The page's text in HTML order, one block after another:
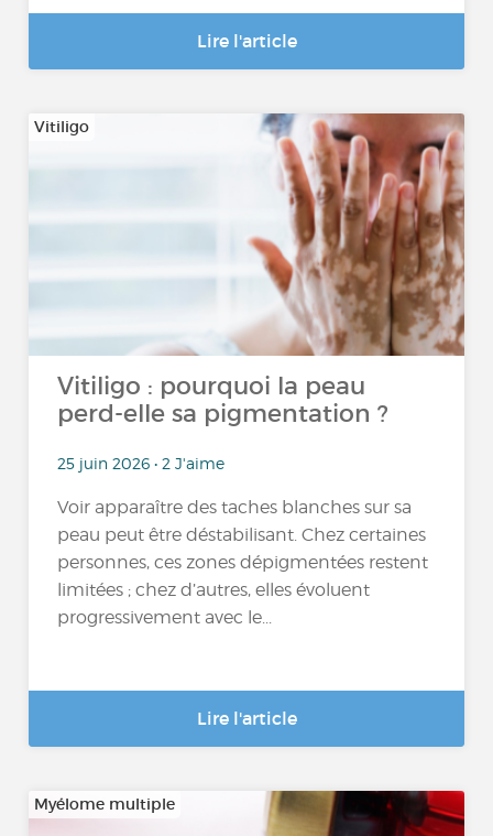
Lire l'article
Vitiligo
Vitiligo : pourquoi la peau
perd-elle sa pigmentation ?
25 juin 2026 • 2 J'aime
Voir apparaître des taches blanches sur sa
peau peut être déstabilisant. Chez certaines
personnes, ces zones dépigmentées restent
limitées ; chez d’autres, elles évoluent
progressivement avec le...
Lire l'article
Myélome multiple